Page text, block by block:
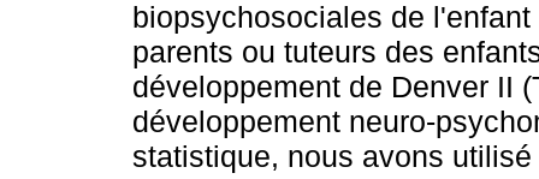
biopsychosociales de
parents ou tuteurs des
développement de Denver II
développement neuro-
statistique, nous avons